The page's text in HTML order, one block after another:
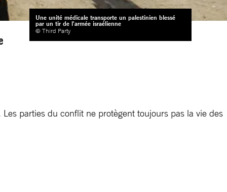
Une unité médicale transporte un palestinien blessé
par un tir de l'armée israélienne
© Third Party
parties du conflit ne protègent toujours pas la vie des